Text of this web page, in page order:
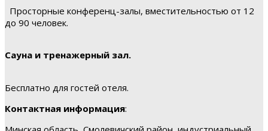
Просторные конференц-залы, вместительностью от 12
до 90 человек.
Сауна и тренажерный зал.
Бесплатно для гостей отеля.
Контактная информация: